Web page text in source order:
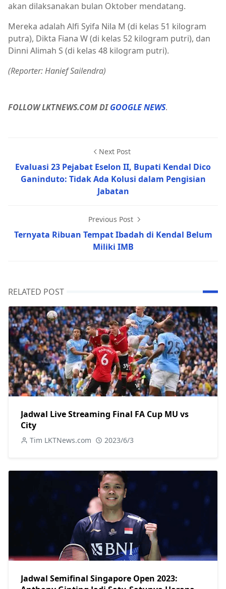
akan dilaksanakan bulan Oktober mendatang.
Mereka adalah Alfi Syifa Nila M (di kelas 51 kilogram
putra), Dikta Fiana W (di kelas 52 kilogram putri), dan
Dinni Alimah S (di kelas 48 kilogram putri).
(Reporter: Hanief Sailendra)
FOLLOW LKTNEWS.COM DIGOOGLE NEWS.
Next Post
Evaluasi 23 Pejabat Eselon II, Bupati Kendal Dico
Ganinduto: Tidak Ada Kolusi dalam Pengisian
Jabatan
Previous Post
Ternyata Ribuan Tempat Ibadah di Kendal Belum
Miliki IMB
RELATED POST
Jadwal Live Streaming Final FA Cup MU vs
City
Tim LKTNews.com 2023/6/3
Jadwal Semifinal Singapore Open 2023: